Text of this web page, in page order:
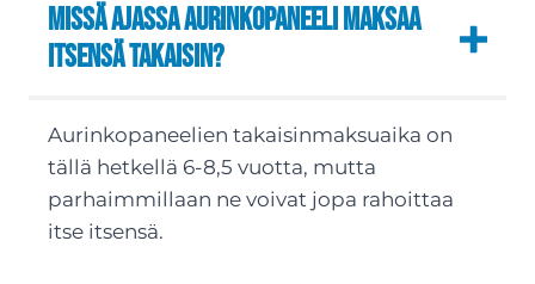
Missä ajassa aurinkopaneeli maksaa
itsensä takaisin?
Aurinkopaneelien takaisinmaksuaika on
tällä hetkellä 6-8,5 vuotta, mutta
parhaimmillaan ne voivat jopa rahoittaa
itse itsensä.